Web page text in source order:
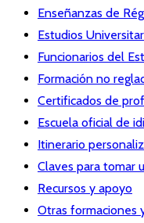
Enseñanzas de
Estudios
Funcionarios del
Formación no
Certificados de
Escuela oficial de
Itinerario
Claves para tomar
Recursos y apoyo
Otras formaciones